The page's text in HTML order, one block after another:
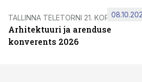
TALLINNA TELETORNI 21. KORRUSEL
Arhitektuuri ja arenduse
konverents 2026